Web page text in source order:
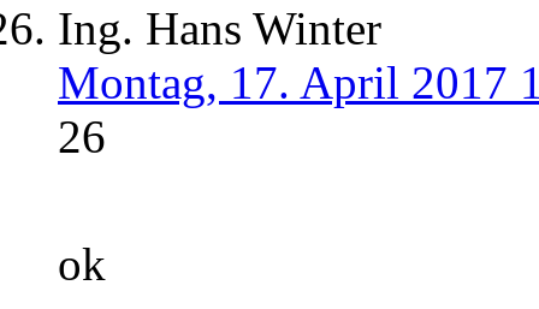
Ing. Hans Winter
Montag, 17. April 2017
26
ok